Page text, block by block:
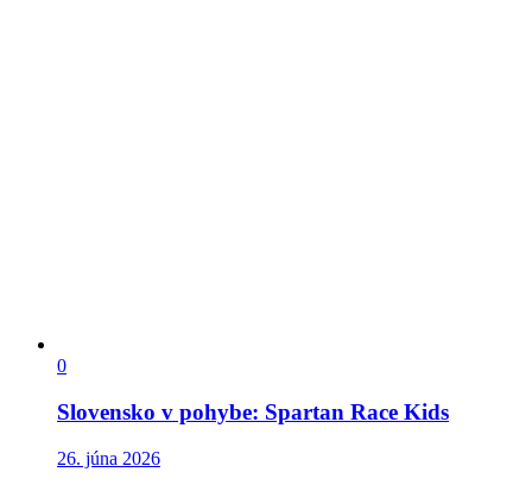
0
Slovensko v pohybe: Spartan Race Kids
26. júna 2026